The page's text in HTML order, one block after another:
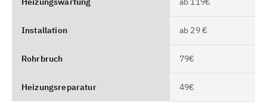
Installation ab 29 €
Rohrbruch 79€
Heizungsreparatur 49€